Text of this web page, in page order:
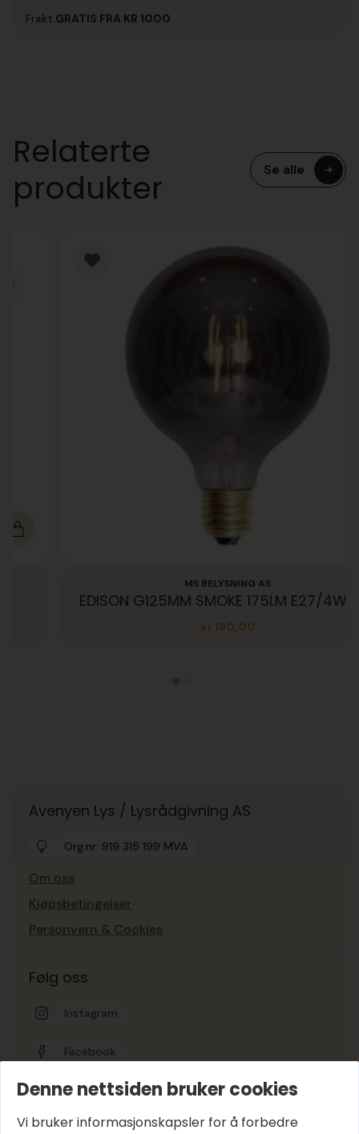
Frakt:GRATIS FRA KR 1000
Relaterte
produkter
Se alle
MS BELYSNING AS
EDISON G125MM SMOKE 175LM E27/4W DIM
190,00
Avenyen Lys / Lysrådgivning AS
Org.nr: 919 315 199 MVA
Om oss
Kjøpsbetingelser
Personvern & Cookies
Følg oss
Instagram
Facebook
Google-vurdering
Denne nettsiden bruker cookies
Vi bruker informasjonskapsler for å forbedre